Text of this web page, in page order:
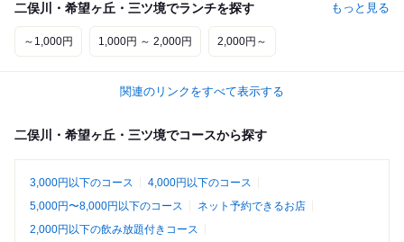
二俣川・希望ヶ丘・三ツ境でランチを探す もっと見る
～1,000円 1,000円 ～ 2,000円 2,000円～
関連のリンクをすべて表示する
二俣川・希望ヶ丘・三ツ境でコースから探す
3,000円以下のコース
4,000円以下のコース
5,000円〜8,000円以下のコース
ネット予約できるお店
2,000円以下の飲み放題付きコース